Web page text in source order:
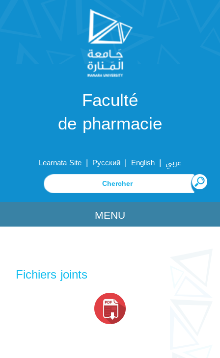
Faculté
de pharmacie
Learnata Site | Русский | English | عربي
MENU
Fichiers joints